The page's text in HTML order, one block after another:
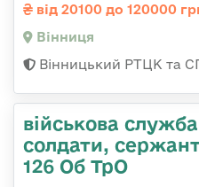
від 20100 до 120000
Вінниця
Вінницький РТЦК та
військова
солдати,
126 Об ТрО